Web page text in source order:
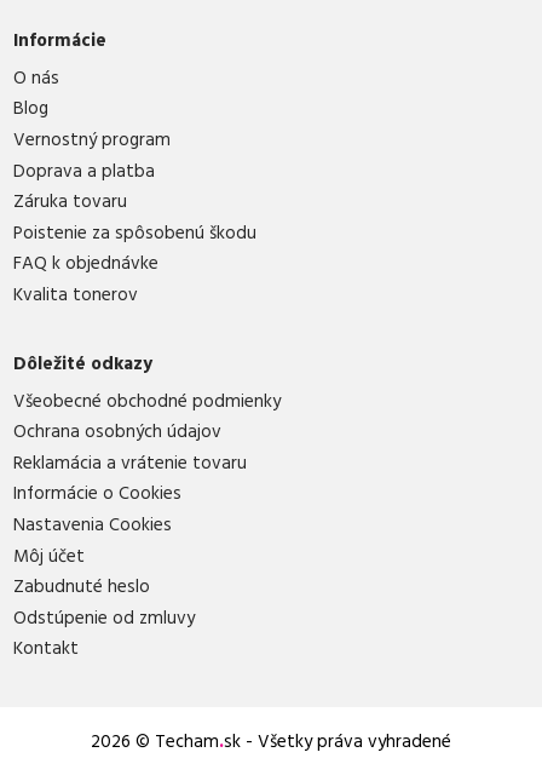
Informácie
O nás
Blog
Vernostný program
Doprava a platba
Záruka tovaru
Poistenie za spôsobenú škodu
FAQ k objednávke
Kvalita tonerov
Dôležité odkazy
Všeobecné obchodné podmienky
Ochrana osobných údajov
Reklamácia a vrátenie tovaru
Informácie o Cookies
Nastavenia Cookies
Môj účet
Zabudnuté heslo
Odstúpenie od zmluvy
Kontakt
2026 © Techam.sk - Všetky práva vyhradené